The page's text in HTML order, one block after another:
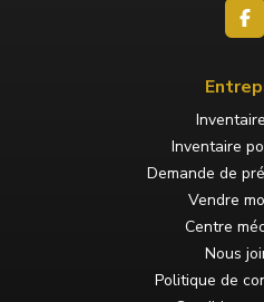
Inventaire
Demande de
Vendre
Centre
Nous
Politique de